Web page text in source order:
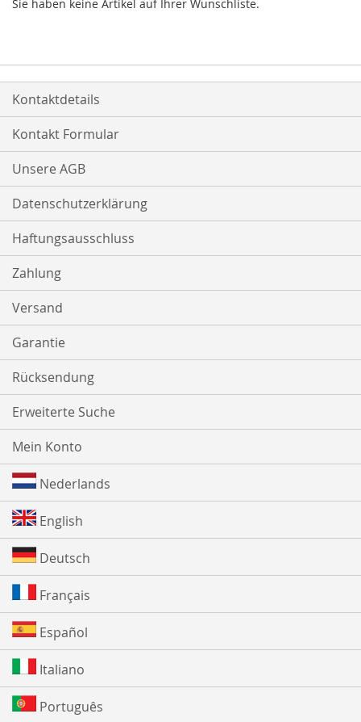
Sie haben keine Artikel auf Ihrer Wunschliste.
Kontaktdetails
Kontakt Formular
Unsere AGB
Datenschutzerklärung
Haftungsausschluss
Zahlung
Versand
Garantie
Rücksendung
Erweiterte Suche
Mein Konto
Nederlands
English
Deutsch
Français
Español
Italiano
Português